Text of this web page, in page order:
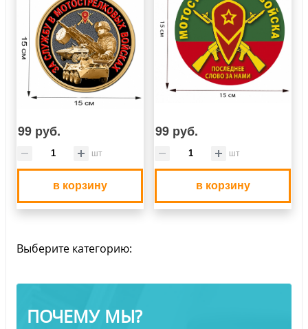
99 руб.
шт
в корзину
99 руб.
шт
в корзину
Выберите категорию:
ПОЧЕМУ МЫ?